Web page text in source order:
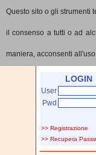
Questo sito o gli strumenti
il consenso a tutti o ad
maniera, acconsenti
LOGIN
User
Pwd
>> Registrazione
>> Recupera